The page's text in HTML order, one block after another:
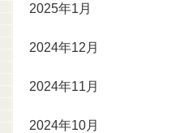
2025年1月
2024年12月
2024年11月
2024年10月